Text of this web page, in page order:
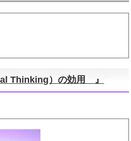
Thinking）の効用 』